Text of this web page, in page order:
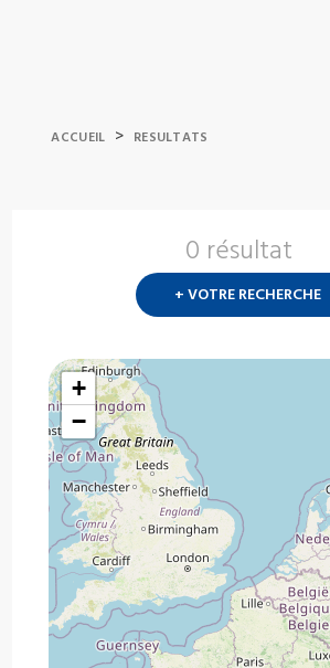
ACCUEIL > RESULTATS
0 résultat
+ VOTRE RECHERCHE
+
−